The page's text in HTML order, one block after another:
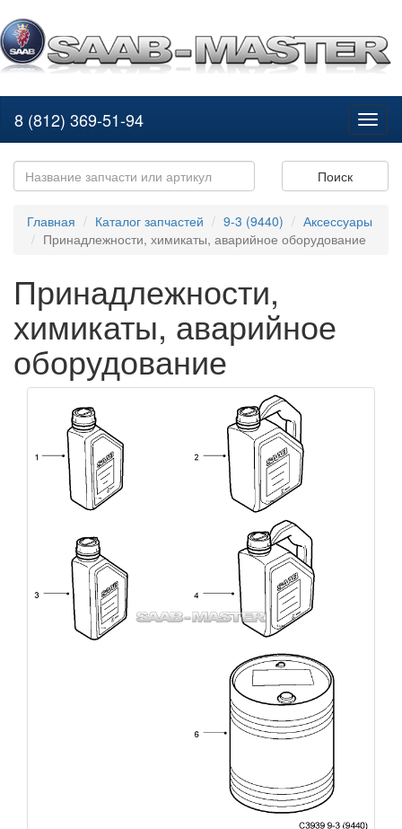
8 (812) 369-51-94
Поиск
Главная Каталог запчастей 9-3 (9440)
Аксессуары
Принадлежности, химикаты, аварийное оборудование
Принадлежности,
химикаты, аварийное
оборудование